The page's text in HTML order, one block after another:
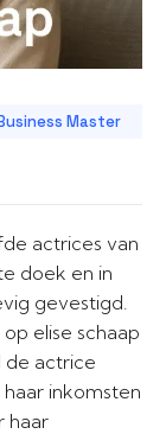
Master
actrices van
doek en in
gevestigd.
elise schaap
de actrice
inkomsten
haar